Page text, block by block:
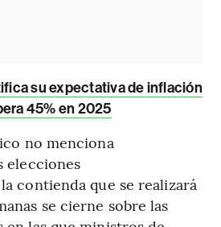
su expectativa de inflación
45% en 2025
no menciona
elecciones
contienda que se realizará
se cierne sobre las